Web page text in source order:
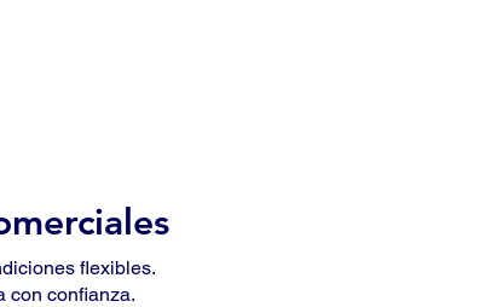
flexibles.
con confianza.